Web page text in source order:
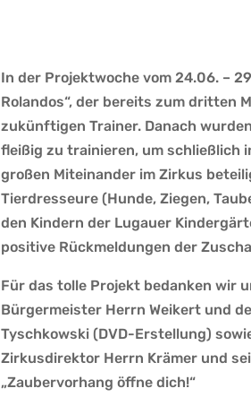
In der Projektwoche vom 24.06. –
Rolandos“, der bereits zum dritten
zukünftigen Trainer. Danach
fleißig zu trainieren, um schließlich
großen Miteinander im Zirkus
Tierdresseure (Hunde, Ziegen,
den Kindern der Lugauer
positive Rückmeldungen der
Für das tolle Projekt bedanken wir
Bürgermeister Herrn Weikert und
Tyschkowski (DVD-Erstellung)
Zirkusdirektor Herrn Krämer und
„Zaubervorhang öffne dich!“